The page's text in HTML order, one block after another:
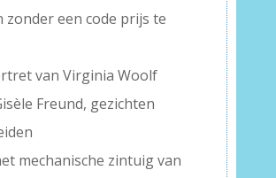
zonder een code prijs te
van Virginia Woolf
Freund, gezichten
mechanische zintuig van